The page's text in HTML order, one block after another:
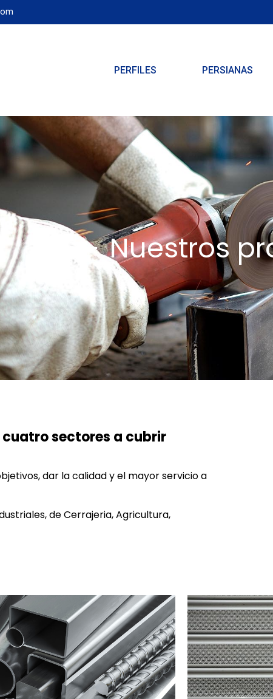
PERFILES PERSIANAS
Nuestros
sectores a cubrir
dar la calidad y el mayor servicio a
de Cerrajeria, Agricultura,